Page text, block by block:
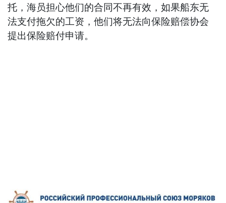
托，海员担心他们的合同不再有效，如果船东无
法支付拖欠的工资，他们将无法向保险赔偿协会
提出保险赔付申请。